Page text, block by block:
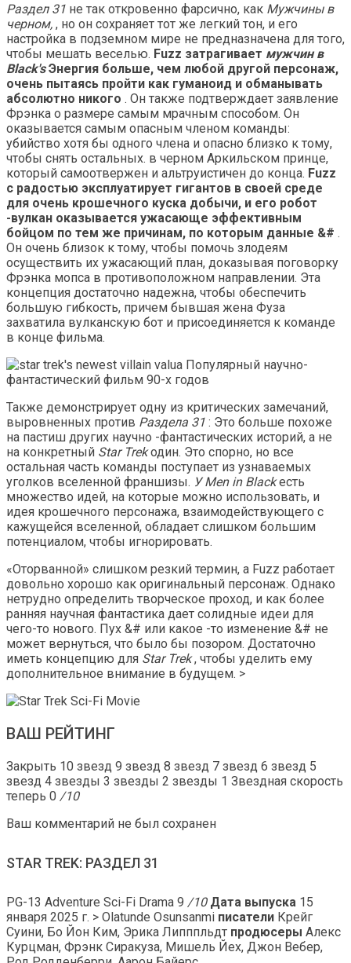
Раздел 31 не так откровенно фарсично, как Мужчины в
черном, , но он сохраняет тот же легкий тон, и его
настройка в подземном мире не предназначена для того,
чтобы мешать веселью. Fuzz затрагивает мужчин в
Black'sЭнергия больше, чем любой другой персонаж,
очень пытаясь пройти как гуманоид и обманывать
абсолютно никого . Он также подтверждает заявление
Фрэнка о размере самым мрачным способом. Он
оказывается самым опасным членом команды:
убийство хотя бы одного члена и опасно близко к тому,
чтобы снять остальных. в черном Аркильском принце,
который самоотвержен и альтруистичен до конца. Fuzz
с радостью эксплуатирует гигантов в своей среде
для очень крошечного куска добычи, и его робот
-вулкан оказывается ужасающе эффективным
бойцом по тем же причинам, по которым данные &# .
Он очень близок к тому, чтобы помочь злодеям
осуществить их ужасающий план, доказывая поговорку
Фрэнка мопса в противоположном направлении. Эта
концепция достаточно надежна, чтобы обеспечить
большую гибкость, причем бывшая жена Фуза
захватила вулканскую бот и присоединяется к команде
в конце фильма.
Также демонстрирует одну из критических замечаний,
выровненных против Раздела 31 : Это больше похоже
на пастиш других научно -фантастических историй, а не
на конкретный Star Trekодин. Это спорно, но все
остальная часть команды поступает из узнаваемых
уголков вселенной франшизы. У Men in Blackесть
множество идей, на которые можно использовать, и
идея крошечного персонажа, взаимодействующего с
кажущейся вселенной, обладает слишком большим
потенциалом, чтобы игнорировать.
«Оторванной» слишком резкий термин, а Fuzz работает
довольно хорошо как оригинальный персонаж. Однако
нетрудно определить творческое проход, и как более
ранняя научная фантастика дает солидные идеи для
чего-то нового. Пух &# или какое -то изменение &# не
может вернуться, что было бы позором. Достаточно
иметь концепцию для Star Trek, чтобы уделить ему
дополнительное внимание в будущем. >
ВАШ РЕЙТИНГ
Закрыть 10 звезд 9 звезд 8 звезд 7 звезд 6 звезд 5
звезд 4 звезды 3 звезды 2 звезды 1 Звездная скорость
теперь 0 /10
Ваш комментарий не был сохранен
STAR TREK: РАЗДЕЛ 31
PG-13 Adventure Sci-Fi Drama 9 /10 Дата выпуска 15
января 2025 г. > Olatunde Osunsanmi писатели Крейг
Суини, Бо Йон Ким, Эрика Липппльдт продюсеры Алекс
Курцман, Фрэнк Сиракуза, Мишель Йех, Джон Вебер,